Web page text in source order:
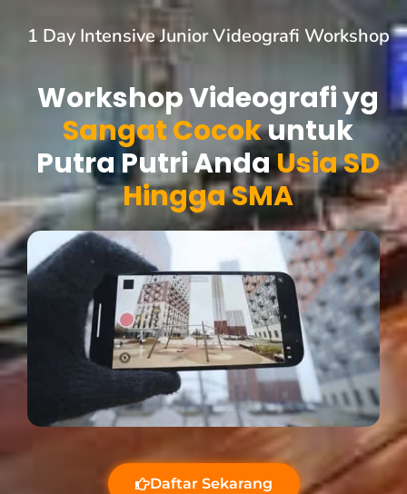
1 Day Intensive Junior Videografi Workshop
Workshop Videografi yg
Sangat Cocokuntuk
Putra Putri AndaUsia SD
Hingga SMA
Daftar Sekarang